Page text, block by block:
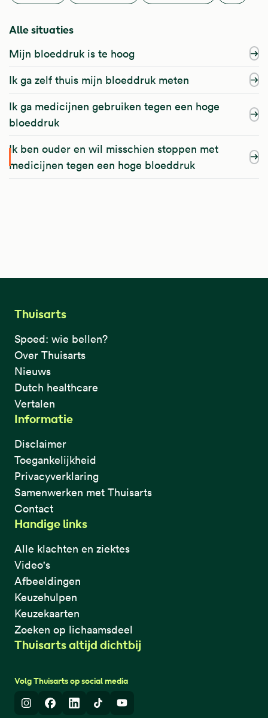
Alle situaties
Mijn bloeddruk is te hoog
Ik ga zelf thuis mijn bloeddruk meten
Ik ga medicijnen gebruiken tegen een hoge
bloeddruk
Ik ben ouder en wil misschien stoppen met
medicijnen tegen een hoge bloeddruk
Thuisarts
Spoed: wie bellen?
Over Thuisarts
Nieuws
Dutch healthcare
Vertalen
Informatie
Disclaimer
Toegankelijkheid
Privacyverklaring
Samenwerken met Thuisarts
Contact
Handige links
Alle klachten en ziektes
Video's
Afbeeldingen
Keuzehulpen
Keuzekaarten
Zoeken op lichaamsdeel
Thuisarts altijd dichtbij
Volg Thuisarts op social media
InstagramFacebook
LinkedInTikTokYoutube